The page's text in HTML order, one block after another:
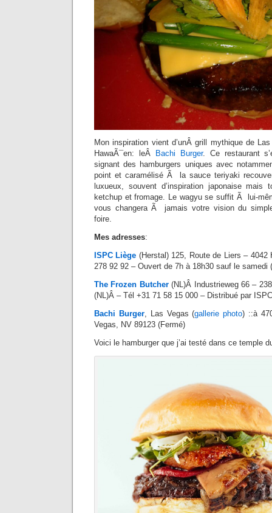
Mon inspiration vient d’unÂ grill mythique de
HawaÃ¯en: leÂ Bachi Burger. Ce restaurant
signant des hamburgers uniques avec
point et caramélisé Ã la sauce teriyaki
luxueux, souvent d’inspiration japonaise mais
ketchup et fromage. Le wagyu se suffit Ã lui-
vous changera Ã jamais votre vision du
foire.
Mes adresses:
ISPC Liège (Herstal) 125, Route de Liers – 4042
278 92 92 – Ouvert de 7h à 18h30 sauf le samedi
The Frozen Butcher (NL)Â Industrieweg 66 –
(NL)Â – Tél +31 71 58 15 000 – Distribué par
Bachi Burger, Las Vegas (gallerie photo) ::à
Vegas, NV 89123 (Fermé)
Voici le hamburger que j’ai testé dans ce temple